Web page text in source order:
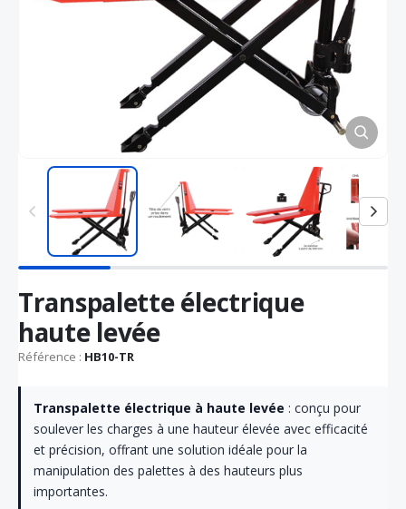
au
début
de
la
d’images
Transpalette électrique
haute levée
Référence : HB10-TR
Transpalette électrique à haute levée : conçu pour
soulever les charges à une hauteur élevée avec efficacité
et précision, offrant une solution idéale pour la
manipulation des palettes à des hauteurs plus
importantes.